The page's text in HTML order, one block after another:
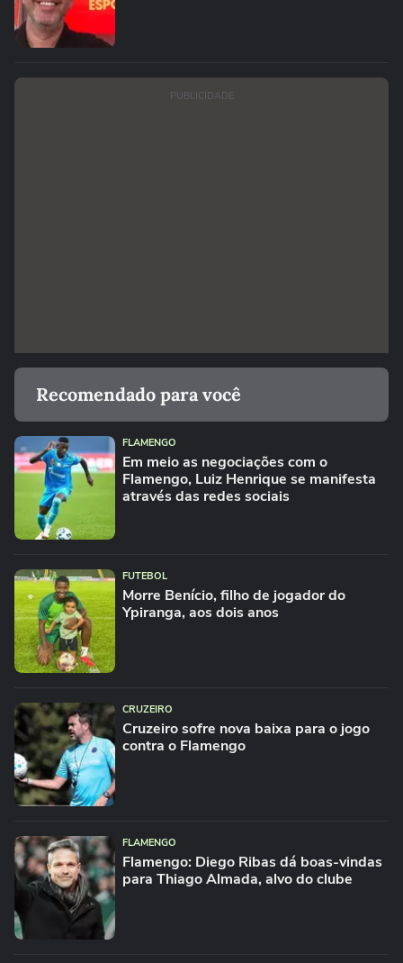
PUBLICIDADE
Recomendado para você
FLAMENGO
Em meio as negociações com o
Flamengo, Luiz Henrique se manifesta
através das redes sociais
FUTEBOL
Morre Benício, filho de jogador do
Ypiranga, aos dois anos
CRUZEIRO
Cruzeiro sofre nova baixa para o jogo
contra o Flamengo
FLAMENGO
Flamengo: Diego Ribas dá boas-vindas
para Thiago Almada, alvo do clube